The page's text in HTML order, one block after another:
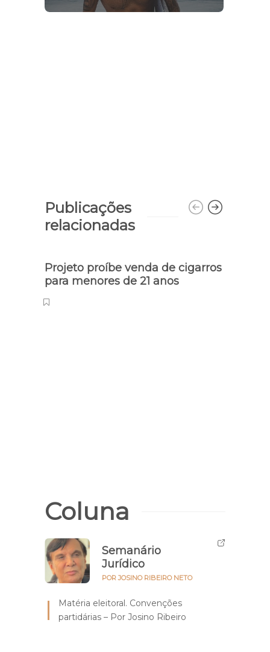
Publicações
relacionadas
Projeto proíbe venda de cigarros
para menores de 21 anos
Coluna
Semanário
Jurídico
POR JOSINO RIBEIRO NETO
Matéria eleitoral. Convenções
partidárias – Por Josino Ribeiro